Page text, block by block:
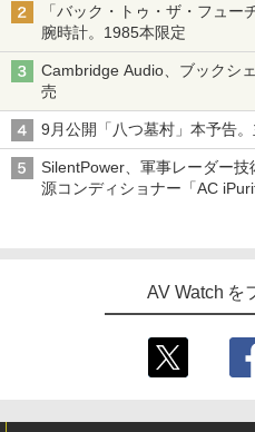
「バック・トゥ・ザ・フュ
腕時計。1985本限定
Cambridge Audio、ブックシ
売
9月公開「八つ墓村」本予告
SilentPower、軍事レーダー
源コンディショナー「AC
AV Watch を